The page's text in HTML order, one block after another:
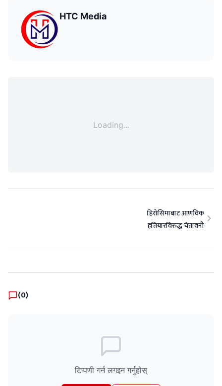
HTC Media
Loading...
हिरोसिमाबाट आणविक
हतियारविरुद्ध चेतावनी
(0)
टिप्पणी गर्न लगइन गर्नुहोस्